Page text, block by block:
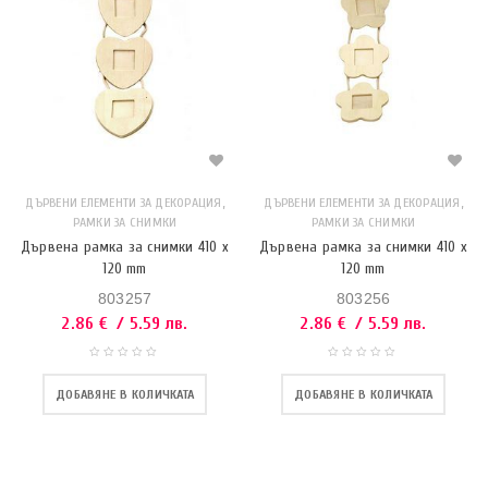
ДЪРВЕНИ ЕЛЕМЕНТИ ЗА ДЕКОРАЦИЯ ,
РАМКИ ЗА СНИМКИ
Дървена рамка за снимки 410 x
120 mm
803257
2.86 € / 5.59 лв.
ДОБАВЯНЕ В КОЛИЧКАТА
ДЪРВЕНИ ЕЛЕМЕНТИ ЗА ДЕКОРАЦИЯ ,
РАМКИ ЗА СНИМКИ
Дървена рамка за снимки 410 x
120 mm
803256
2.86 € / 5.59 лв.
ДОБАВЯНЕ В КОЛИЧКАТА